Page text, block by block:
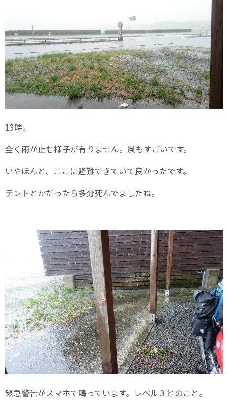
13時。
全く雨が止む様子が有りません。風もすごいです。
いやほんと、ここに避難できていて良かったです。
テントとかだったら多分死んでましたね。
緊急警告がスマホで鳴っています。レベル３とのこと。